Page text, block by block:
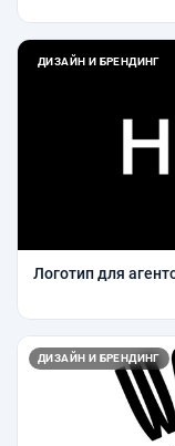
проблемы.
ДИЗАЙН И БРЕНДИНГ
Логотип для
ДИЗАЙН И БРЕНДИНГ